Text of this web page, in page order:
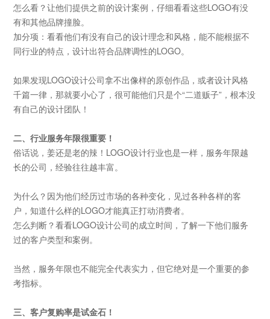
怎么看？让他们提供之前的设计案例，仔细看看这些LOGO有没
有和其他品牌撞脸。
加分项：看看他们有没有自己的设计理念和风格，能不能根据不
同行业的特点，设计出符合品牌调性的LOGO。
如果发现LOGO设计公司拿不出像样的原创作品，或者设计风格
千篇一律，那就要小心了，很可能他们只是个“二道贩子”，根本没
有自己的设计团队！
二、行业服务年限很重要！
俗话说，姜还是老的辣！ LOGO设计行业也是一样，服务年限越
长的公司，经验往往越丰富。
为什么？因为他们经历过市场的各种变化，见过各种各样的客
户，知道什么样的LOGO才能真正打动消费者。
怎么判断？看看LOGO设计公司的成立时间，了解一下他们服务
过的客户类型和案例。
当然，服务年限也不能完全代表实力，但它绝对是一个重要的参
考指标。
三、客户复购率是试金石！